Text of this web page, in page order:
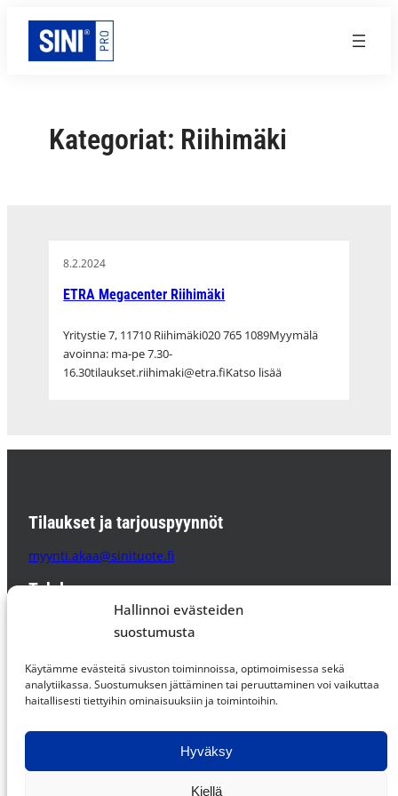
Hallinnoi evästeiden
suostumusta
Käytämme evästeitä sivuston toiminnoissa, optimoimisessa sekä
analytiikassa. Suostumuksen jättäminen tai peruuttaminen voi vaikuttaa
haitallisesti tiettyihin ominaisuuksiin ja toimintoihin.
Hyväksy
Kiellä
Siirry
sisältöön
Kategoriat: Riihimäki
8.2.2024
ETRA Megacenter Riihimäki
Yritystie 7, 11710 Riihimäki020 765 1089Myymälä
avoinna: ma-pe 7.30-
16.30tilaukset.riihimaki@etra.fiKatso lisää
Tilaukset ja tarjouspyynnöt
myynti.akaa@sinituote.fi
Tehdas
Pätsiniementie 65
37800 AKAA
PL 85 37801 AKAA
Supplier Code of Conduct »